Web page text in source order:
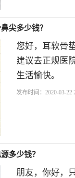
尖多少钱？
您好，耳软骨
建议去正规医
生活愉快。
发布时间：2020-03-22
多少钱？
朋友，你好，